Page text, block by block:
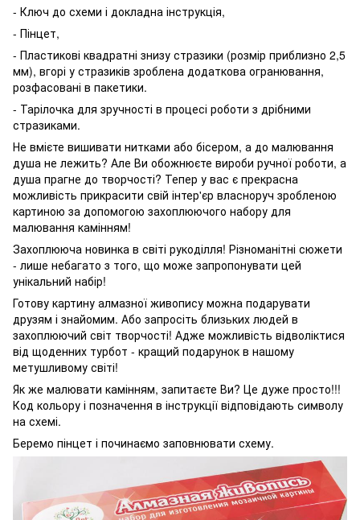
- Ключ до схеми і докладна інструкція,
- Пінцет,
- Пластикові квадратні знизу стразики (розмір приблизно 2,5
мм), вгорі у стразиків зроблена додаткова огранювання,
розфасовані в пакетики.
- Тарілочка для зручності в процесі роботи з дрібними
стразиками.
Не вмієте вишивати нитками або бісером, а до малювання
душа не лежить? Але Ви обожнюєте вироби ручної роботи, а
душа прагне до творчості? Тепер у вас є прекрасна
можливість прикрасити свій інтер'єр власноруч зробленою
картиною за допомогою захоплюючого набору для
малювання камінням!
Захоплююча новинка в світі рукоділля! Різноманітні сюжети
- лише небагато з того, що може запропонувати цей
унікальний набір!
Готову картину алмазної живопису можна подарувати
друзям і знайомим. Або запросіть близьких людей в
захоплюючий світ творчості! Адже можливість відволіктися
від щоденних турбот - кращий подарунок в нашому
метушливому світі!
Як же малювати камінням, запитаєте Ви? Це дуже просто!!!
Код кольору і позначення в інструкції відповідають символу
на схемі.
Беремо пінцет і починаємо заповнювати схему.